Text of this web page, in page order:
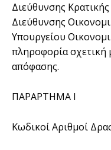
Διεύθυνσης
Διεύθυνσης
Υπουργείου
πληροφορία σχετική
απόφασης.
ΠΑΡΑΡΤΗΜΑ Ι
Κωδικοί Αριθμοί